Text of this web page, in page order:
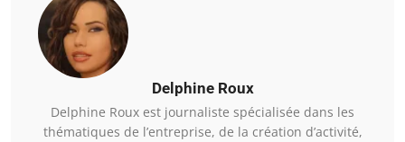
Delphine Roux
Delphine Roux est journaliste spécialisée dans les
thématiques de l’entreprise, de la création d’activité,